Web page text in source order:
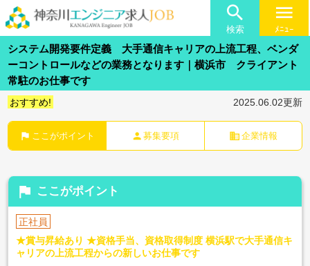

検索
menu
ﾒﾆｭｰ
システム開発要件定義 大手通信キャリアの上流工程、ベンダ
ーコントロールなどの業務となります｜横浜市 クライアント
常駐のお仕事です
おすすめ! 2025.06.02更新
flag ここがポイント person 募集要項 business 企業情報
flag ここがポイント
正社員
★賞与昇給あり ★資格手当、資格取得制度 横浜駅で大手通信キ
ャリアの上流工程からの新しいお仕事です